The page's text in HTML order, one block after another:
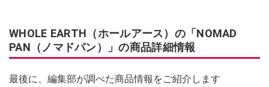
WHOLE EARTH（ホールアース）の「NOMAD
PAN（ノマドパン）」の商品詳細情報
最後に、編集部が調べた商品情報をご紹介します